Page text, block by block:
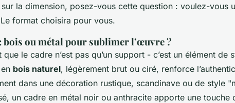
la dimension, posez-vous cette question : voulez-vous
format choisira pour vous.
bois ou métal pour sublimer l’œuvre ?
le cadre n’est pas qu’un support - c’est un élément de
bois naturel, légèrement brut ou ciré, renforce
dans une décoration rustique, scandinave ou de style
un cadre en métal noir ou anthracite apporte une touche